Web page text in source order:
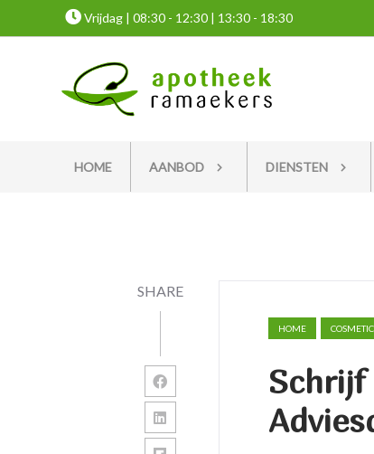
Vrijdag | 08:30 - 12:30 | 13:30 - 18:30
HOME AANBOD DIENSTEN
SHARE
HOME
Schrijf